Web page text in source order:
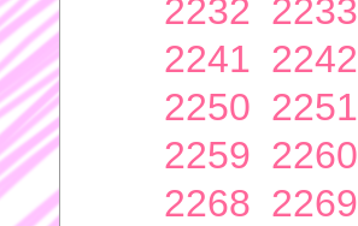
2232 2233
2241 2242
2250 2251
2259 2260
2268 2269